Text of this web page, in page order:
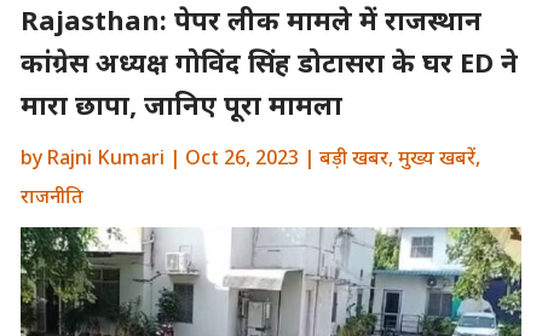
Rajasthan: पेपर लीक मामले में राजस्थान
कांग्रेस अध्यक्ष गोविंद सिंह डोटासरा के घर ED ने
मारा छापा, जानिए पूरा मामला
by Rajni Kumari | Oct 26, 2023 | बड़ी खबर,मुख्य खबरें,
राजनीति